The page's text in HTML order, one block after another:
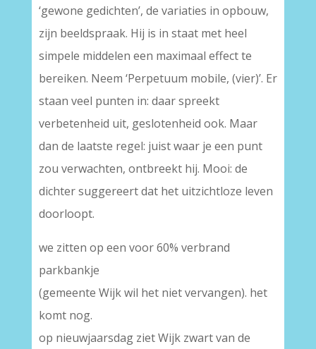
‘gewone gedichten’, de variaties in opbouw,
zijn beeldspraak. Hij is in staat met heel
simpele middelen een maximaal effect te
bereiken. Neem ‘Perpetuum mobile, (vier)’. Er
staan veel punten in: daar spreekt
verbetenheid uit, geslotenheid ook. Maar
dan de laatste regel: juist waar je een punt
zou verwachten, ontbreekt hij. Mooi: de
dichter suggereert dat het uitzichtloze leven
doorloopt.
we zitten op een voor 60% verbrand
parkbankje
(gemeente Wijk wil het niet vervangen). het
komt nog.
op nieuwjaarsdag ziet Wijk zwart van de